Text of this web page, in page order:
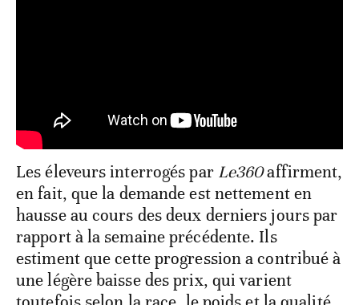
Les éleveurs interrogés par Le360affirment,
en fait, que la demande est nettement en
hausse au cours des deux derniers jours par
rapport à la semaine précédente. Ils
estiment que cette progression a contribué à
une légère baisse des prix, qui varient